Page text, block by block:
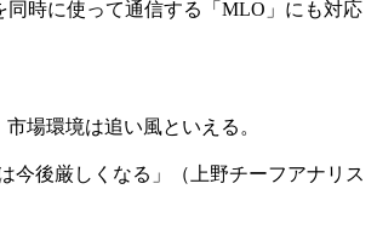
時に使って通信する「MLO」にも対応
場環境は追い風といえる。
後厳しくなる」（上野チーフアナリス